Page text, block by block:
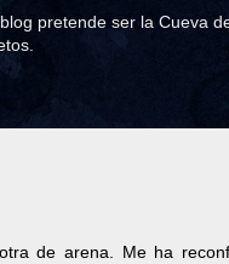
pretende ser la Cueva
de arena. Me ha